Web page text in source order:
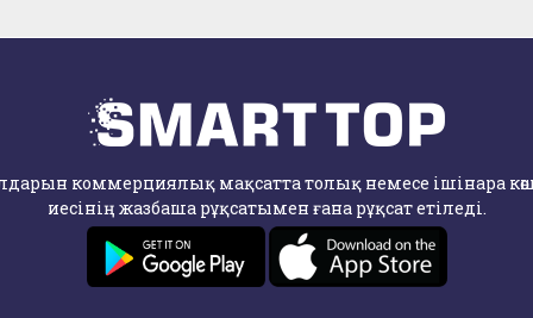
коммерциялық мақсатта толық немесе ішінара
иесінің жазбаша рұқсатымен ғана рұқсат етіледі.